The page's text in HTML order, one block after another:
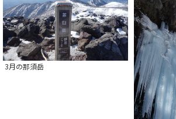
3月の那須岳